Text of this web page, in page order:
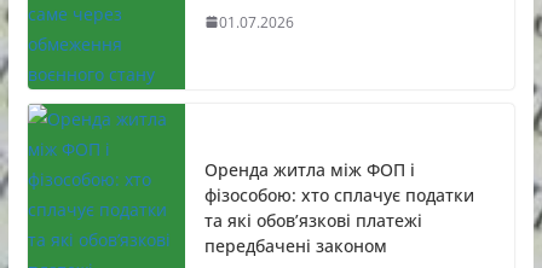
01.07.2026
Оренда житла між ФОП і
фізособою: хто сплачує податки
та які обов’язкові платежі
передбачені законом